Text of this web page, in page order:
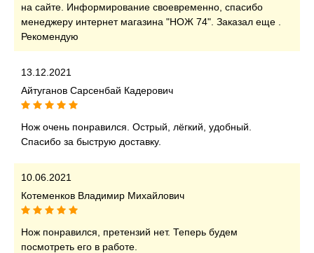
на сайте. Информирование своевременно, спасибо
менеджеру интернет магазина "НОЖ 74". Заказал еще .
Рекомендую
13.12.2021
Айтуганов Сарсенбай Кадерович
Нож очень понравился. Острый, лёгкий, удобный.
Спасибо за быструю доставку.
10.06.2021
Котеменков Владимир Михайлович
Нож понравился, претензий нет. Теперь будем
посмотреть его в работе.